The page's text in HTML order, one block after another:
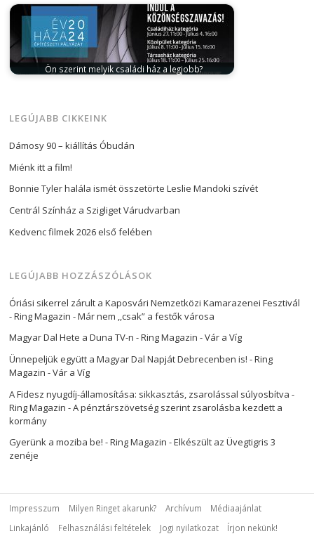
Ön szerint melyik családi ház a legjobb?
LEGÚJABB CIKKEINK
Dámosy 90 – kiállítás Óbudán
Miénk itt a film!
Bonnie Tyler halála ismét összetörte Leslie Mandoki szívét
Centrál Színház a Szigliget Várudvarban
Kedvenc filmek 2026 első felében
LEGÚJABB HOZZÁSZÓLÁSOK
Óriási sikerrel zárult a Kaposvári Nemzetközi Kamarazenei Fesztivál
- Ring Magazin -Már nem ,,csak” a festők városa
Magyar Dal Hete a Duna TV-n - Ring Magazin -Vár a Víg
Ünnepeljük együtt a Magyar Dal Napját Debrecenben is! - Ring
Magazin -Vár a Víg
A Fidesz nyugdíj-államosítása: sikkasztás, zsarolással súlyosbítva -
Ring Magazin -A pénztárszövetség szerint zsarolásba kezdett a
kormány
Gyerünk a moziba be! - Ring Magazin -Elkészült az Üvegtigris 3
zenéje
Impresszum Milyen Ringet akarunk? Archívum
Médiaajánlat
Linkajánló
Felhasználási feltételek Jogi nyilatkozat Írjon nekünk!